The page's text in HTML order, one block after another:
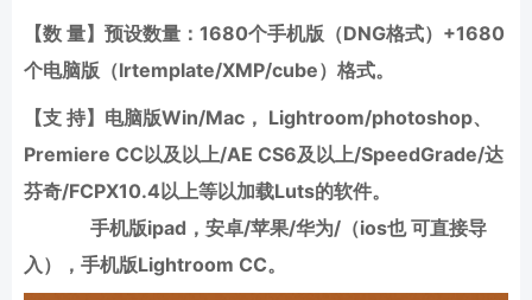
【数 量】预设数量：1680个手机版（DNG格式）+1680
个电脑版（lrtemplate/XMP/cube）格式。
【支 持】电脑版Win/Mac， Lightroom/photoshop、
Premiere CC以及以上/AE CS6及以上/SpeedGrade/达
芬奇/FCPX10.4以上等以加载Luts的软件。
手机版ipad，安卓/苹果/华为/（ios也 可直接导
入），手机版Lightroom CC。